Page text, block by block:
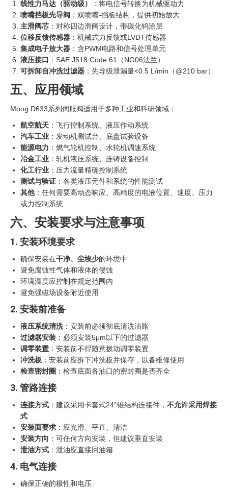
线性力马达（驱动级）
‍：将电信号转换为机械驱动力
喷嘴挡板先导阀 ：双喷嘴-挡板结构，提供初始放大
主滑阀芯 ：对称四边滑阀设计，带碳化钨涂层
位移反馈传感器 ：机械式力反馈或LVDT传感器
集成电子放大器 ：含PWM电路和信号处理单元
液压接口 ：SAE J518 Code 61（NG06法兰）
可拆卸自冲洗过滤器 ：先导级泄漏量<0.5 L/min（@210 bar）
五、应用领域
Moog D633系列伺服阀适用于多种工业和科研领域：
航空航天 ：飞行控制系统、液压作动系统
汽车工业 ：发动机测试台、底盘试验设备
能源电力 ：燃气轮机控制、水轮机调速系统
冶金工业 ：轧机液压系统、连铸设备控制
化工行业 ：压力流量精确控制系统
测试与验证 ：各类液压元件和系统的性能测试
其他：任何需要高动态响应、高精度的电液位置、速度、压力
或力控制系统
六、安装要求与注意事项
1. 安装环境要求
确保安装在干净、尘埃少的环境中
避免腐蚀性气体和液体的侵蚀
环境温度应控制在规定范围内
避免强磁场设备附近使用
2. 安装前准备
液压系统清洗：安装前必须彻底清洗油路
过滤器安装 ：必须安装5μm以下的过滤器
调零装置 ：安装前不得随意拨动调零装置
冲洗板 ：安装前应拆下冲洗板并保存，以备维修使用
检查密封圈 ：检查底面各油口的密封圈是否齐全
3. 管路连接
连接方式 ：建议采用卡套式24°锥结构连接件， 不允许采用焊接
式
安装面要求 ：应光滑、平直、清洁
安装方向 ：可任何方向安装，但建议垂直安装
泄油方式 ：泄油应直接回油箱
4. 电气连接
确保正确的极性和电压